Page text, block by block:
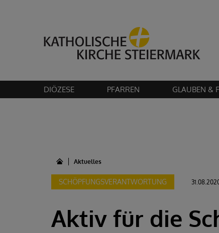
DIÖZESE PFARREN GLAUBEN &
Aktuelles
SCHÖPFUNGSVERANTWORTUNG
Aktiv für die